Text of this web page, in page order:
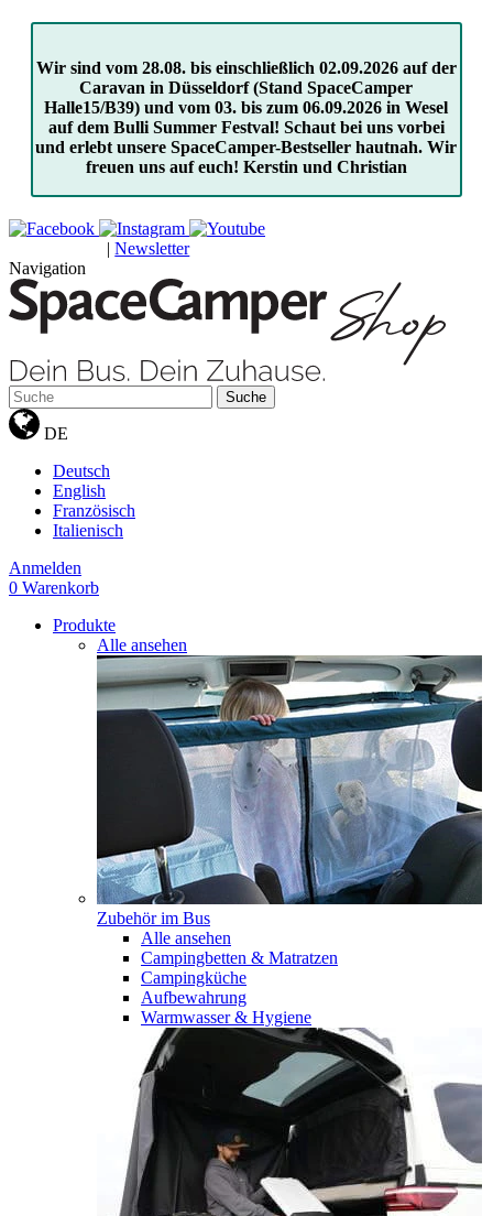
Wir sind vom 28.08. bis einschließlich 02.09.2026 auf der
Caravan in Düsseldorf (Stand SpaceCamper
Halle15/B39) und vom 03. bis zum 06.09.2026 in Wesel
auf dem Bulli Summer Festval! Schaut bei uns vorbei
und erlebt unsere SpaceCamper-Bestseller hautnah. Wir
freuen uns auf euch! Kerstin und Christian
| Newsletter
Navigation
Suche
DE
Deutsch
English
Französisch
Italienisch
Anmelden
0 Warenkorb
Produkte
Alle ansehen
Zubehör im Bus
Alle ansehen
Campingbetten & Matratzen
Campingküche
Aufbewahrung
Warmwasser & Hygiene